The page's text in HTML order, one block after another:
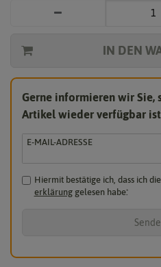
IN DEN
Gerne informieren wir Sie,
Artikel wieder verfügbar
E-MAIL-ADRESSE
Hiermit bestätige ich, dass ich die
erklärunggelesen habe.*